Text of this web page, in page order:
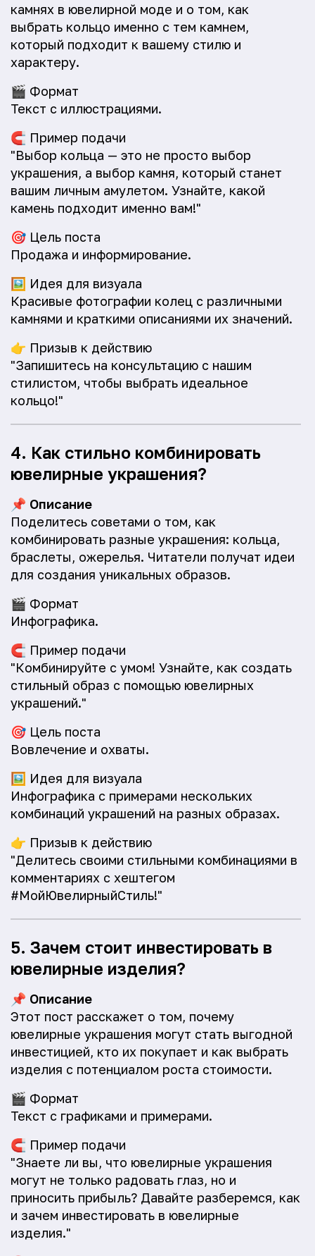
камнях в ювелирной моде и о том, как
выбрать кольцо именно с тем камнем,
который подходит к вашему стилю и
характеру.
🎬 Формат
Текст с иллюстрациями.
🧲 Пример подачи
"Выбор кольца — это не просто выбор
украшения, а выбор камня, который станет
вашим личным амулетом. Узнайте, какой
камень подходит именно вам!"
🎯 Цель поста
Продажа и информирование.
🖼️ Идея для визуала
Красивые фотографии колец с различными
камнями и краткими описаниями их значений.
👉 Призыв к действию
"Запишитесь на консультацию с нашим
стилистом, чтобы выбрать идеальное
кольцо!"
4. Как стильно комбинировать
ювелирные украшения?
📌 Описание
Поделитесь советами о том, как
комбинировать разные украшения: кольца,
браслеты, ожерелья. Читатели получат идеи
для создания уникальных образов.
🎬 Формат
Инфографика.
🧲 Пример подачи
"Комбинируйте с умом! Узнайте, как создать
стильный образ с помощью ювелирных
украшений."
🎯 Цель поста
Вовлечение и охваты.
🖼️ Идея для визуала
Инфографика с примерами нескольких
комбинаций украшений на разных образах.
👉 Призыв к действию
"Делитесь своими стильными комбинациями в
комментариях с хештегом
#МойЮвелирныйСтиль!"
5. Зачем стоит инвестировать в
ювелирные изделия?
📌 Описание
Этот пост расскажет о том, почему
ювелирные украшения могут стать выгодной
инвестицией, кто их покупает и как выбрать
изделия с потенциалом роста стоимости.
🎬 Формат
Текст с графиками и примерами.
🧲 Пример подачи
"Знаете ли вы, что ювелирные украшения
могут не только радовать глаз, но и
приносить прибыль? Давайте разберемся, как
и зачем инвестировать в ювелирные
изделия."